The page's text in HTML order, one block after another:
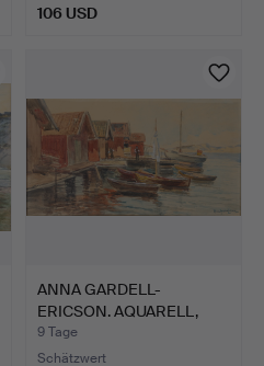
106 USD
ANNA GARDELL-
ERICSON. AQUARELL,
Hafenmotiv…
9 Tage
Schätzwert